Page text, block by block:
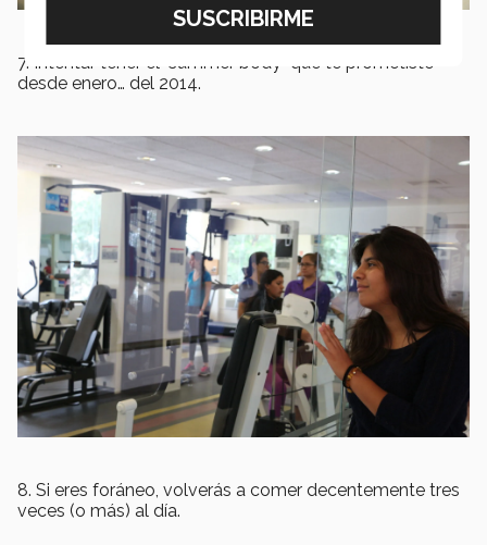
7. Intentar tener el "summer body" que te prometiste
desde enero… del 2014.
8. Si eres foráneo, volverás a comer decentemente tres
veces (o más) al día.